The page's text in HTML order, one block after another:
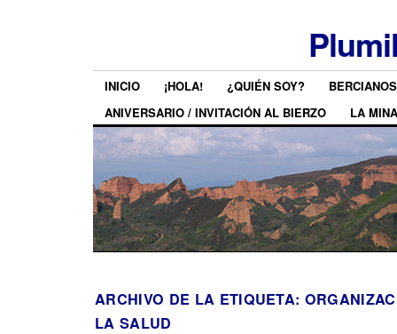
INICIO ¡HOLA! ¿QUIÉN SOY?
ANIVERSARIO / INVITACIÓN AL BIERZO
LA MINA
ARCHIVO DE LA ETIQUETA:
LA SALUD